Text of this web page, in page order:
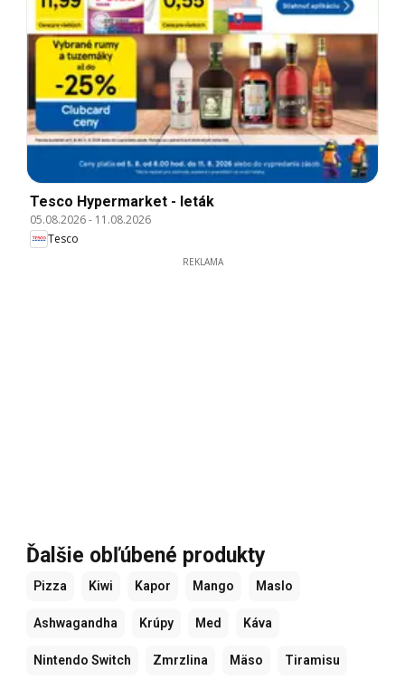
Tesco Hypermarket - leták
05.08.2026- 11.08.2026
Tesco
REKLAMA
Ďalšie obľúbené produkty
Pizza Kiwi Kapor Mango Maslo
Ashwagandha Krúpy Med Káva
Nintendo Switch Zmrzlina Mäso Tiramisu